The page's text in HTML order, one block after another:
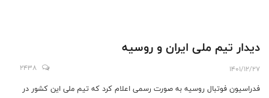
دیدار تیم ملی ایران و روسیه
1401/12/27
2438
فدراسیون فوتبال روسیه به صورت رسمی اعلام کرد که تیم ملی این کشور در